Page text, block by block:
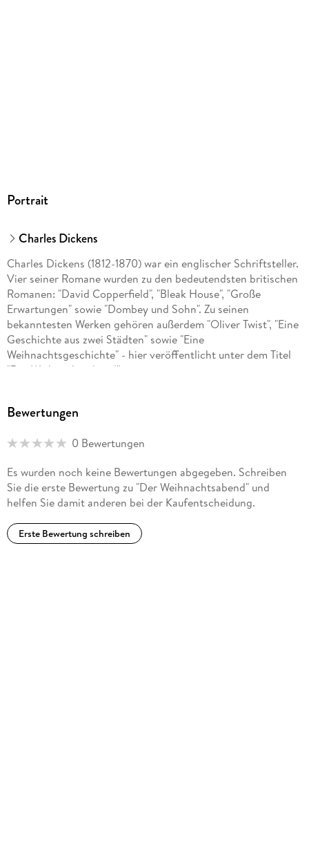
Portrait
Charles Dickens
Charles Dickens (1812-1870) war ein englischer Schriftsteller.
Vier seiner Romane wurden zu den bedeutendsten britischen
Romanen: "David Copperfield", "Bleak House", "Große
Erwartungen" sowie "Dombey und Sohn". Zu seinen
bekanntesten Werken gehören außerdem "Oliver Twist", "Eine
Geschichte aus zwei Städten" sowie "Eine
Weihnachtsgeschichte" - hier veröffentlicht unter dem Titel
"Der Weihnachtsabend".
Bewertungen
0 Bewertungen
Es wurden noch keine Bewertungen abgegeben. Schreiben
Sie die erste Bewertung zu "Der Weihnachtsabend" und
helfen Sie damit anderen bei der Kaufentscheidung.
Erste Bewertung schreiben